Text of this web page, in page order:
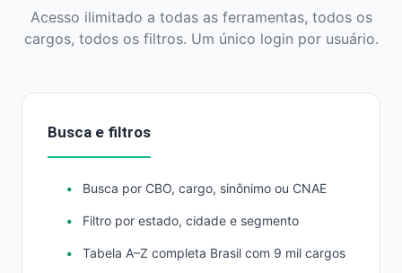
Acesso ilimitado a todas as ferramentas, todos os
cargos, todos os filtros. Um único login por usuário.
Busca e filtros
Busca por CBO, cargo, sinônimo ou CNAE
Filtro por estado, cidade e segmento
Tabela A–Z completa Brasil com 9 mil cargos